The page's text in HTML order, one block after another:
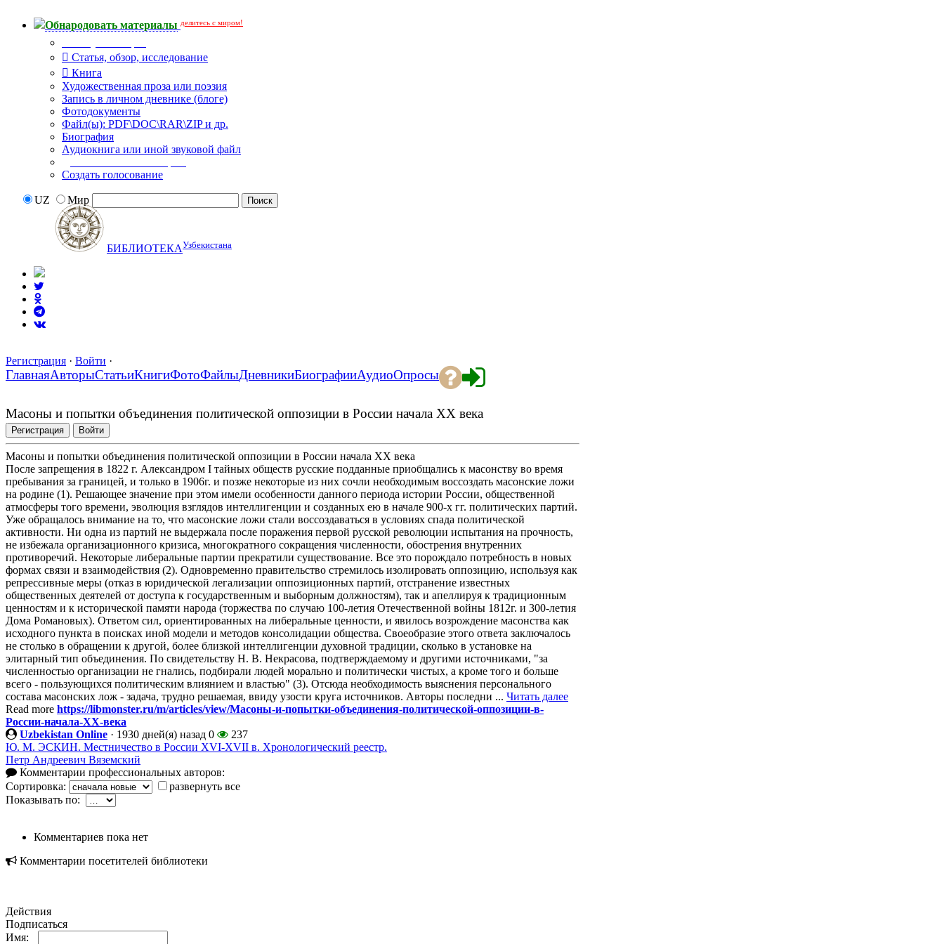
Обнародовать материалы делитесь с миром!
Статья, обзор, исследование
Книга
Художественная проза или поэзия
Запись в личном дневнике (блоге)
Фотодокументы
Файл(ы): PDF\DOC\RAR\ZIP и др.
Биография
Аудиокнига или иной звуковой файл
Создать голосование
UZ Мир
БИБЛИОТЕКАУзбекистана
Регистрация · Войти ·
ГлавнаяАвторыСтатьиКнигиФотоФайлыДневникиБиографииАудиоОпросы
Масоны и попытки объединения политической оппозиции в России начала XX века
Регистрация Войти
Масоны и попытки объединения политической оппозиции в России начала XX века
После запрещения в 1822 г. Александром I тайных обществ русские подданные приобщались к масонству во время
пребывания за границей, и только в 1906г. и позже некоторые из них сочли необходимым воссоздать масонские ложи
на родине (1). Решающее значение при этом имели особенности данного периода истории России, общественной
атмосферы того времени, эволюция взглядов интеллигенции и созданных ею в начале 900-х гг. политических партий.
Уже обращалось внимание на то, что масонские ложи стали воссоздаваться в условиях спада политической
активности. Ни одна из партий не выдержала после поражения первой русской революции испытания на прочность,
не избежала организационного кризиса, многократного сокращения численности, обострения внутренних
противоречий. Некоторые либеральные партии прекратили существование. Все это порождало потребность в новых
формах связи и взаимодействия (2). Одновременно правительство стремилось изолировать оппозицию, используя как
репрессивные меры (отказ в юридической легализации оппозиционных партий, отстранение известных
общественных деятелей от доступа к государственным и выборным должностям), так и апеллируя к традиционным
ценностям и к исторической памяти народа (торжества по случаю 100-летия Отечественной войны 1812г. и 300-летия
Дома Романовых). Ответом сил, ориентированных на либеральные ценности, и явилось возрождение масонства как
исходного пункта в поисках иной модели и методов консолидации общества. Своеобразие этого ответа заключалось
не столько в обращении к другой, более близкой интеллигенции духовной традиции, сколько в установке на
элитарный тип объединения. По свидетельству Н. В. Некрасова, подтверждаемому и другими источниками, "за
численностью организации не гнались, подбирали людей морально и политически чистых, а кроме того и больше
всего - пользующихся политическим влиянием и властью" (3). Отсюда необходимость выяснения персонального
состава масонских лож - задача, трудно решаемая, ввиду узости круга источников. Авторы последни ... Читать далее
Read more https://libmonster.ru/m/articles/view/Масоны-и-попытки-объединения-политической-оппозиции-в-
России-начала-XX-века
Uzbekistan Online · 1930 дней(я) назад 0
237
Ю. М. ЭСКИН. Местничество в России XVI-XVII в. Хронологический реестр.
Петр Андреевич Вяземский
Комментарии профессиональных авторов:
Сортировка:
развернуть все
Показывать по:
Комментариев пока нет
Комментарии посетителей библиотеки
Действия
Подписаться
Имя: